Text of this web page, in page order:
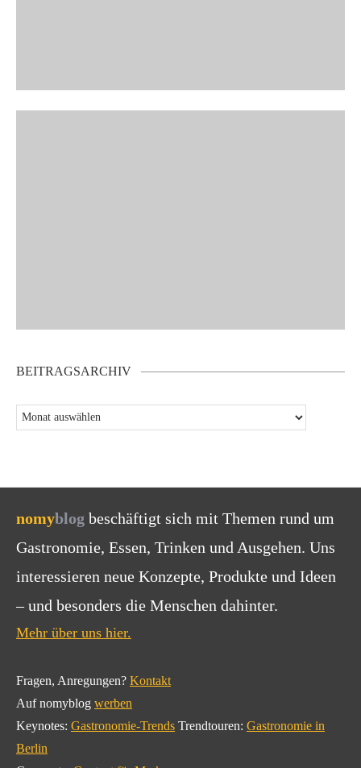
BEITRAGSARCHIV
nomyblog beschäftigt sich mit Themen rund um
Gastronomie, Essen, Trinken und Ausgehen. Uns
interessieren neue Konzepte, Produkte und Ideen
– und besonders die Menschen dahinter.
Mehr über uns hier.
Fragen, Anregungen? Kontakt
Auf nomyblog werben
Keynotes: Gastronomie-Trends Trendtouren: Gastronomie in
Berlin